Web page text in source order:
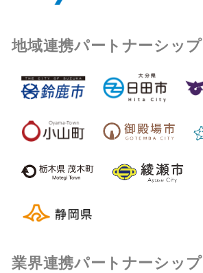
地域連携パートナーシップ
業界連携パートナーシップ